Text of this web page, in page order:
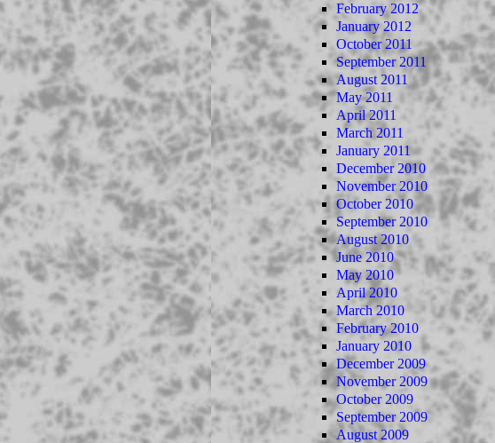
February 2012
January 2012
October 2011
September 2011
August 2011
May 2011
April 2011
March 2011
January 2011
December 2010
November 2010
October 2010
September 2010
August 2010
June 2010
May 2010
April 2010
March 2010
February 2010
January 2010
December 2009
November 2009
October 2009
September 2009
August 2009